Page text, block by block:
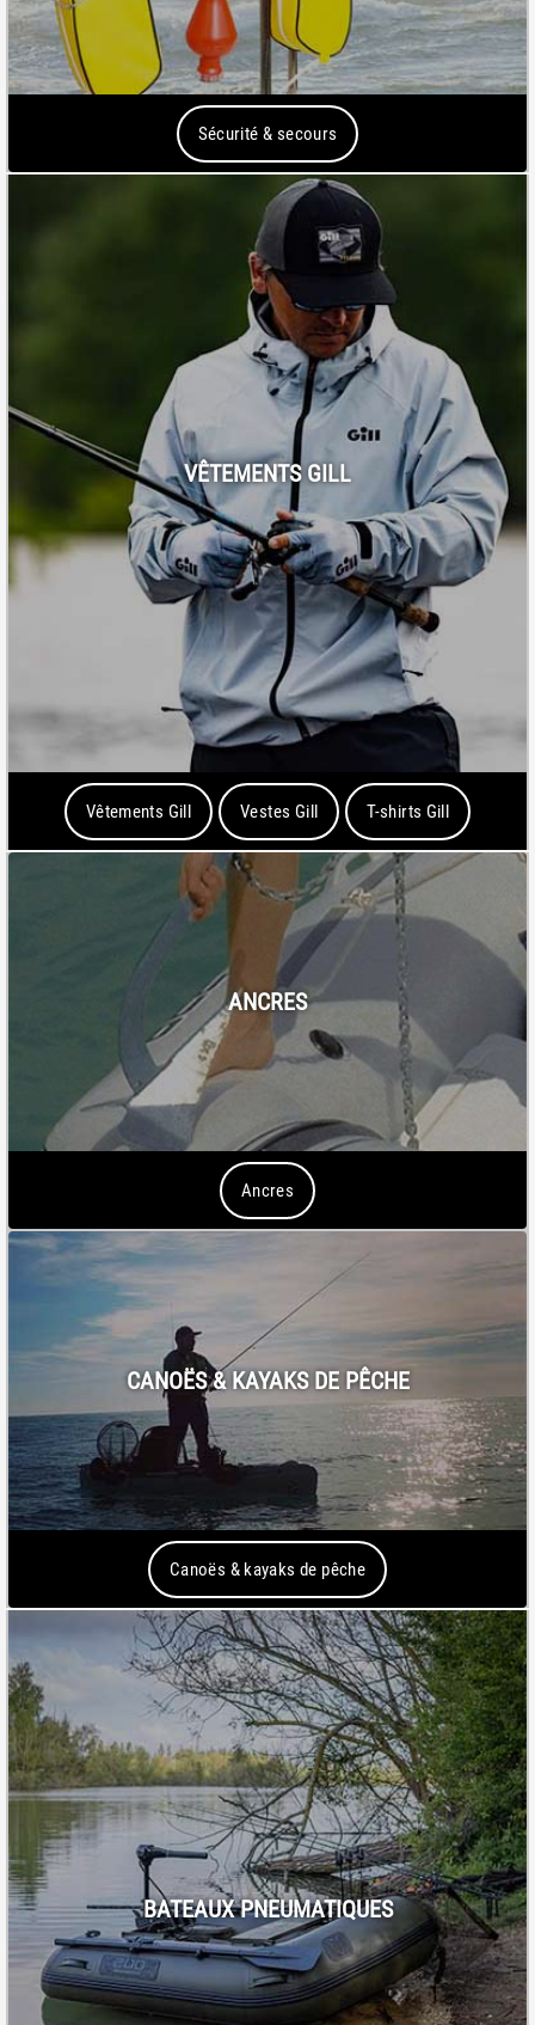
Sécurité & secours
VÊTEMENTS GILL
Vêtements Gill Vestes Gill T-shirts Gill
ANCRES
Ancres
CANOËS & KAYAKS DE PÊCHE
Canoës & kayaks de pêche
BATEAUX PNEUMATIQUES